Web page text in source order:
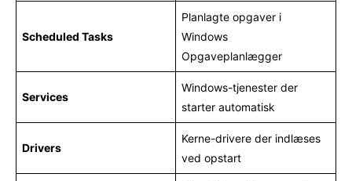
Scheduled Tasks
Planlagte opgaver i
Windows
Opgaveplanlægger
Services
Windows-tjenester der
starter automatisk
Drivers
Kerne-drivere der indlæses
ved opstart